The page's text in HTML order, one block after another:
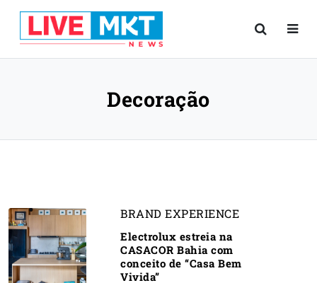
Decoração
BRAND EXPERIENCE
Electrolux estreia na
CASACOR Bahia com
conceito de “Casa Bem
Vivida”